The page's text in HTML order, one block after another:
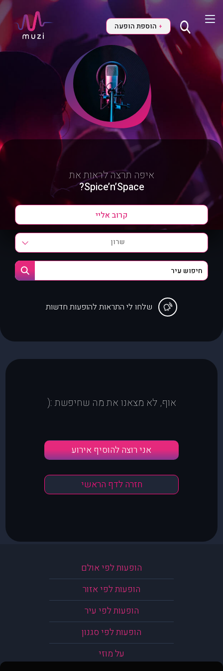
+ הוספת הופעה
איפה תרצה לראות את
Spice’n’Space?
שרון
שלחו לי התראות להופעות חדשות
אוף, לא מצאנו את מה שחיפשת :(
אני רוצה להוסיף אירוע
חזרה לדף הראשי
הופעות לפי אולם
הופעות לפי אזור
הופעות לפי עיר
הופעות לפי סגנון
על מוזי